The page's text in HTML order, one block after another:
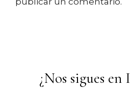
¿Nos sigues en